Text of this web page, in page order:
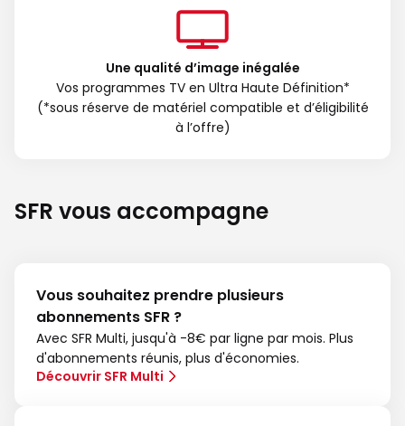
Une qualité d’image inégalée
Vos programmes TV en Ultra Haute Définition*
(*sous réserve de matériel compatible et d’éligibilité
à l’offre)
SFR vous accompagne
Vous souhaitez prendre plusieurs
abonnements SFR ?
Avec SFR Multi, jusqu'à -8€ par ligne par mois. Plus
d'abonnements réunis, plus d'économies.
Découvrir SFR Multi